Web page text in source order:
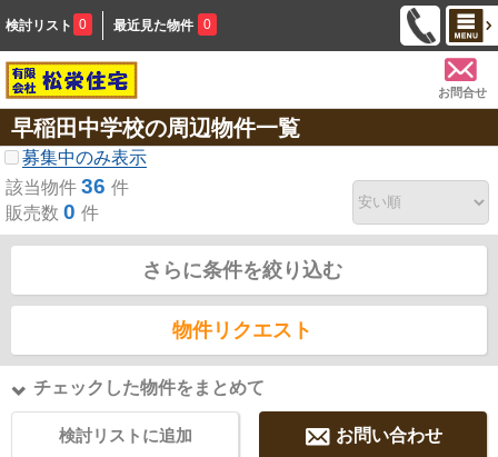
検討リスト 0 最近見た物件 0
お問合せ
早稲田中学校の周辺物件一覧
募集中のみ表示
該当物件 36 件
販売数 0 件
さらに条件を絞り込む
物件リクエスト
チェックした物件をまとめて
検討リストに追加 お問い合わせ